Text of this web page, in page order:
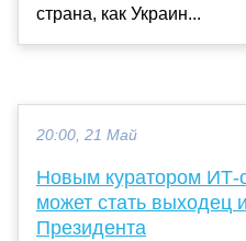
страна, как Украин...
20:00, 21 Май
Новым куратором
может стать выходец
Президента